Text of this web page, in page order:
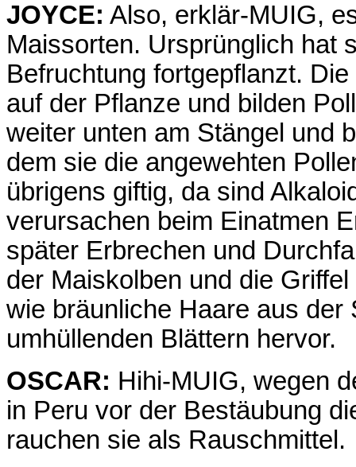
JOYCE: Also, erklär-MUIG,
Maissorten. Ursprünglich hat
Befruchtung fortgepflanzt.
auf der Pflanze und bilden
weiter unten am Stängel und
dem sie die angewehten
übrigens giftig, da sind
verursachen beim Einatmen
später Erbrechen und
der Maiskolben und die
wie bräunliche Haare aus
umhüllenden Blättern hervor.
OSCAR: Hihi-MUIG, wegen
in Peru vor der Bestäubung
rauchen sie als Rauschmittel.